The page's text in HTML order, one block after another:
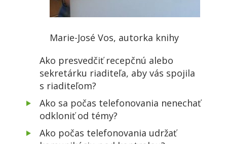
Marie-José Vos, autorka knihy
Ako presvedčiť recepčnú alebo
sekretárku riaditeľa, aby vás spojila
s riaditeľom?
Ako sa počas telefonovania nenechať
odkloniť od témy?
Ako počas telefonovania udržať